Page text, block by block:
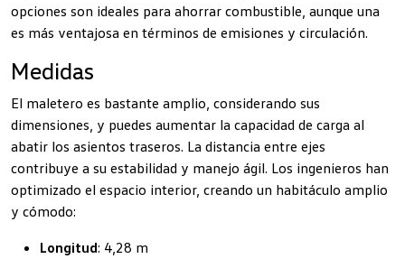
opciones son ideales para ahorrar combustible, aunque una
es más ventajosa en términos de emisiones y circulación.
Medidas
El maletero es bastante amplio, considerando sus
dimensiones, y puedes aumentar la capacidad de carga al
abatir los asientos traseros. La distancia entre ejes
contribuye a su estabilidad y manejo ágil. Los ingenieros han
optimizado el espacio interior, creando un habitáculo amplio
y cómodo:
Longitud: 4,28 m